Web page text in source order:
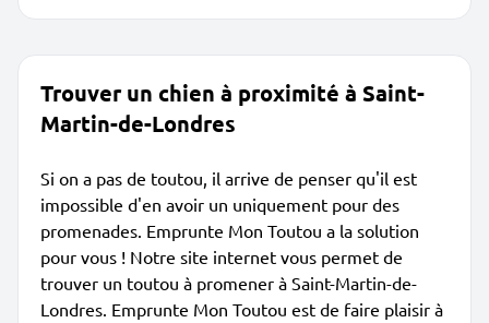
Trouver un chien à proximité à Saint-
Martin-de-Londres
Si on a pas de toutou, il arrive de penser qu'il est
impossible d'en avoir un uniquement pour des
promenades. Emprunte Mon Toutou a la solution
pour vous ! Notre site internet vous permet de
trouver un toutou à promener à Saint-Martin-de-
Londres. Emprunte Mon Toutou est de faire plaisir à